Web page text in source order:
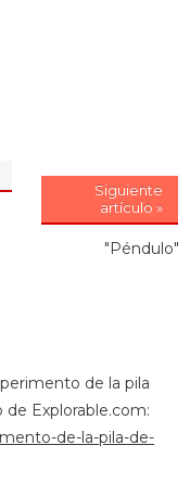
Siguiente
artículo »
"Péndulo"
de la pila
Explorable.com:
de-la-pila-de-